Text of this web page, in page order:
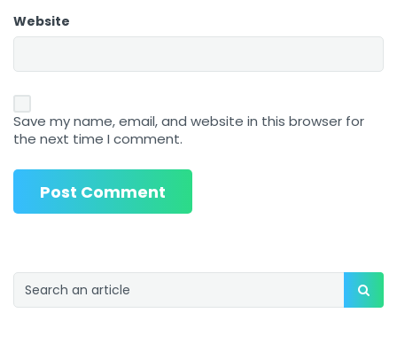
Website
Save my name, email, and website in this browser for
the next time I comment.